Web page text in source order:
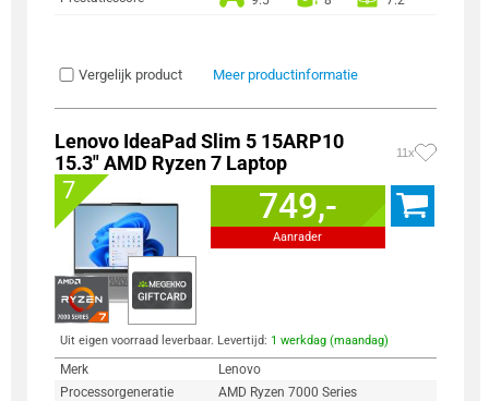
Vergelijk product Meer productinformatie
Lenovo IdeaPad Slim 5 15ARP10
15.3" AMD Ryzen 7 Laptop
11x
7 749,-
Aanrader
Uit eigen voorraad leverbaar. Levertijd: 1 werkdag (maandag)
Merk
Lenovo
Processorgeneratie
AMD Ryzen 7000 Series